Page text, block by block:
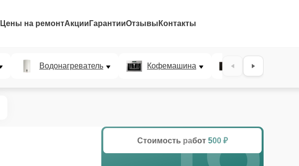
Цены на ремонтАкции ГарантииОтзывы Контакты
Водонагреватель Кофемашина
Стоимость работ 500 ₽